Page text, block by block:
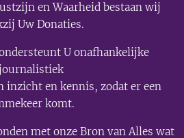
en Waarheid bestaan wij
Uw Donaties.
U onafhankelijke
inzicht en kennis, zodat er een
komt.
met onze Bron van Alles wat